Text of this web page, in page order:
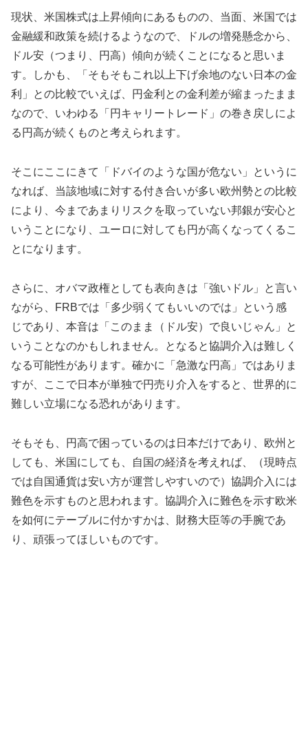
現状、米国株式は上昇傾向にあるものの、当面、米国では
金融緩和政策を続けるようなので、ドルの増発懸念から、
ドル安（つまり、円高）傾向が続くことになると思いま
す。しかも、「そもそもこれ以上下げ余地のない日本の金
利」との比較でいえば、円金利との金利差が縮まったまま
なので、いわゆる「円キャリートレード」の巻き戻しによ
る円高が続くものと考えられます。
そこにここにきて「ドバイのような国が危ない」というに
なれば、当該地域に対する付き合いが多い欧州勢との比較
により、今まであまりリスクを取っていない邦銀が安心と
いうことになり、ユーロに対しても円が高くなってくるこ
とになります。
さらに、オバマ政権としても表向きは「強いドル」と言い
ながら、FRBでは「多少弱くてもいいのでは」という感
じであり、本音は「このまま（ドル安）で良いじゃん」と
いうことなのかもしれません。となると協調介入は難しく
なる可能性があります。確かに「急激な円高」ではありま
すが、ここで日本が単独で円売り介入をすると、世界的に
難しい立場になる恐れがあります。
そもそも、円高で困っているのは日本だけであり、欧州と
しても、米国にしても、自国の経済を考えれば、（現時点
では自国通貨は安い方が運営しやすいので）協調介入には
難色を示すものと思われます。協調介入に難色を示す欧米
を如何にテーブルに付かすかは、財務大臣等の手腕であ
り、頑張ってほしいものです。